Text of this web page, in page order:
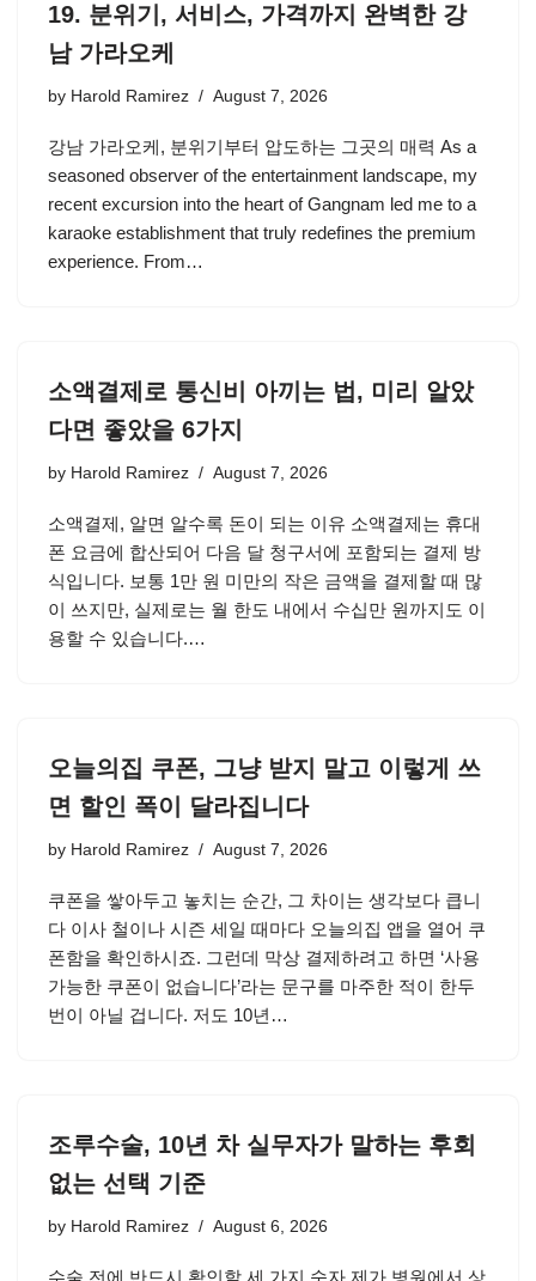
19. 분위기, 서비스, 가격까지 완벽한 강
남 가라오케
by Harold Ramirez August 7, 2026
강남 가라오케, 분위기부터 압도하는 그곳의 매력 As a
seasoned observer of the entertainment landscape, my
recent excursion into the heart of Gangnam led me to a
karaoke establishment that truly redefines the premium
experience. From…
소액결제로 통신비 아끼는 법, 미리 알았
다면 좋았을 6가지
by Harold Ramirez August 7, 2026
소액결제, 알면 알수록 돈이 되는 이유 소액결제는 휴대
폰 요금에 합산되어 다음 달 청구서에 포함되는 결제 방
식입니다. 보통 1만 원 미만의 작은 금액을 결제할 때 많
이 쓰지만, 실제로는 월 한도 내에서 수십만 원까지도 이
용할 수 있습니다.…
오늘의집 쿠폰, 그냥 받지 말고 이렇게 쓰
면 할인 폭이 달라집니다
by Harold Ramirez August 7, 2026
쿠폰을 쌓아두고 놓치는 순간, 그 차이는 생각보다 큽니
다 이사 철이나 시즌 세일 때마다 오늘의집 앱을 열어 쿠
폰함을 확인하시죠. 그런데 막상 결제하려고 하면 ‘사용
가능한 쿠폰이 없습니다’라는 문구를 마주한 적이 한두
번이 아닐 겁니다. 저도 10년…
조루수술, 10년 차 실무자가 말하는 후회
없는 선택 기준
by Harold Ramirez August 6, 2026
수술 전에 반드시 확인할 세 가지 숫자 제가 병원에서 상